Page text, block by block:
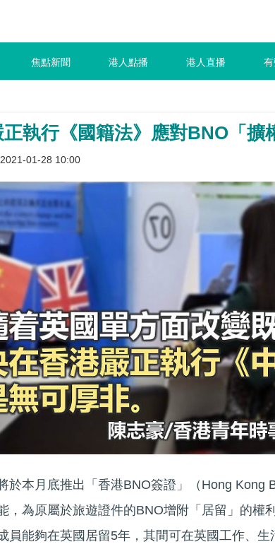
焦點新聞 港人點播 港人直播
正執行《國籍法》應對BNO「擴
01-28 10:00
於本月底推出「香港BNO簽證」（Hong Kong
，為原屬於旅遊證件的BNO增附「居留」的權
員能夠在英國居留5年，其間可在英國工作、